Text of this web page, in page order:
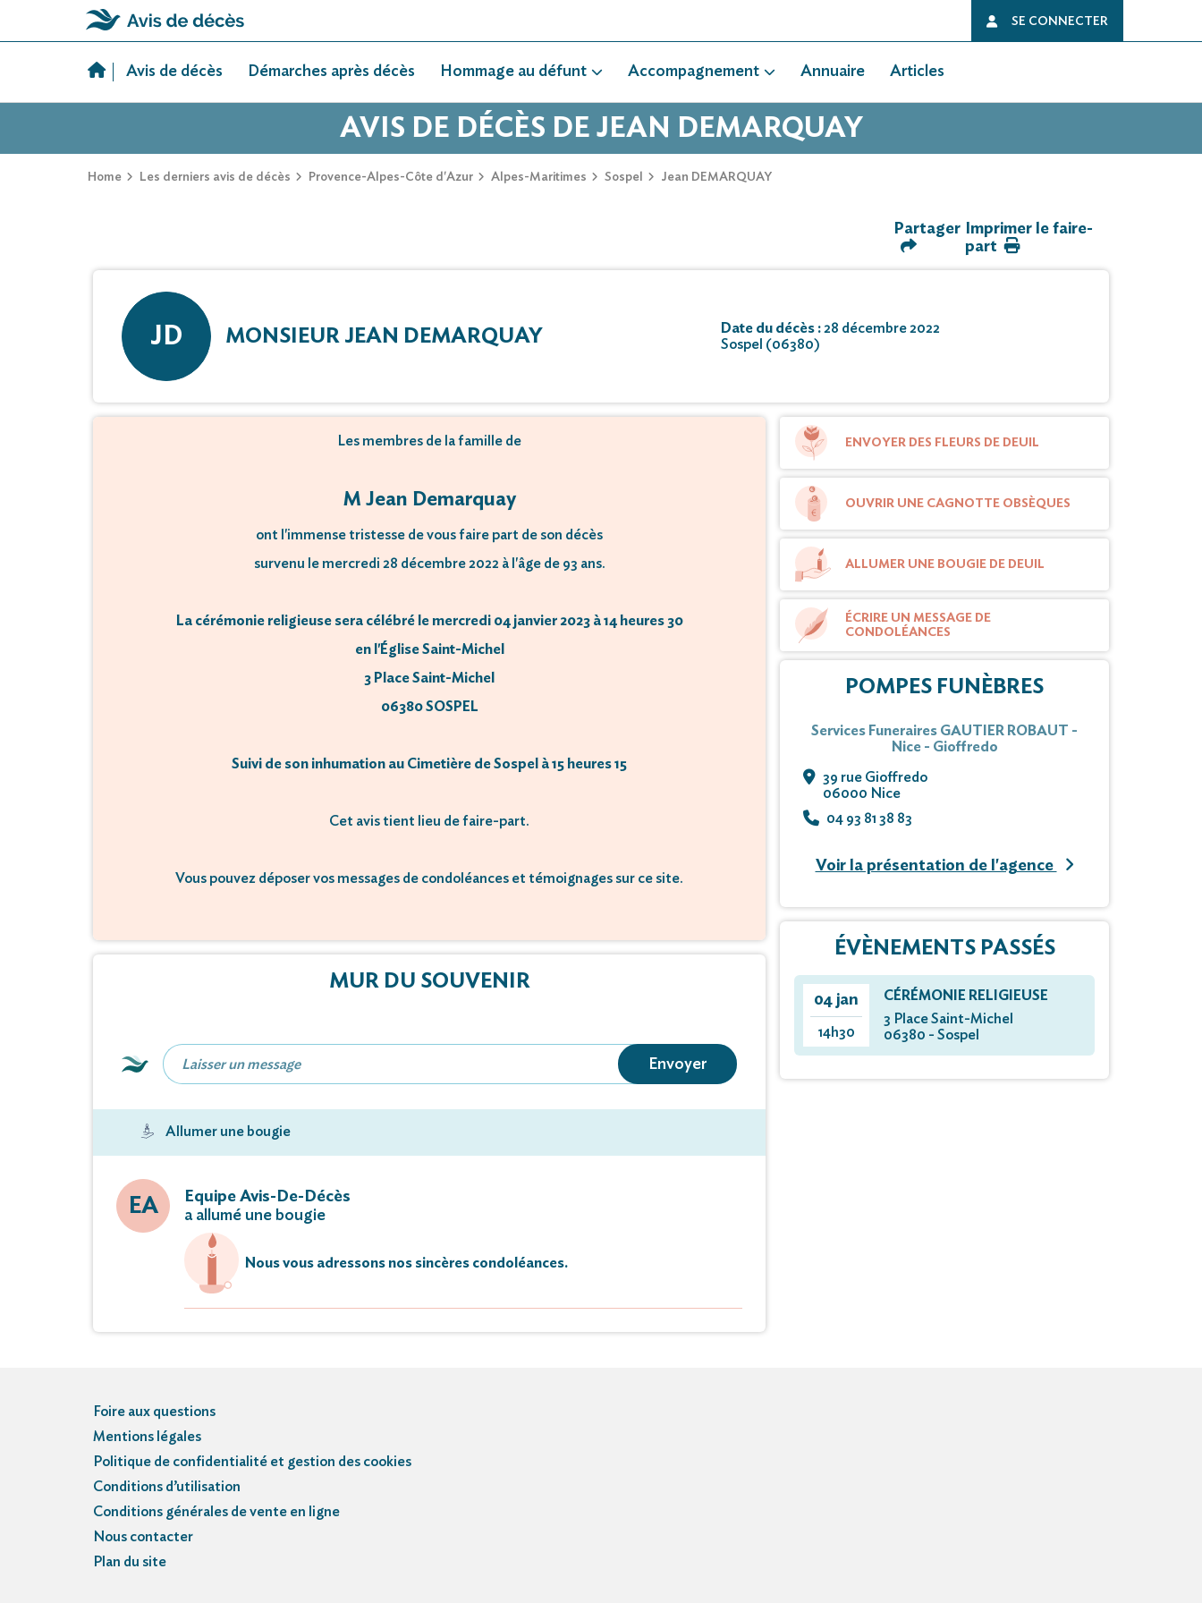
SE CONNECTER
Avis de décès Démarches après décès Hommage au défunt Accompagnement Annuaire Articles
AVIS DE DÉCÈS DE JEAN DEMARQUAY
Home Les derniers avis de décès Provence-Alpes-Côte d'Azur Alpes-Maritimes Sospel Jean DEMARQUAY
Partager
Imprimer le faire-
part
JD MONSIEUR JEAN DEMARQUAY Date du décès :28 décembre 2022
Sospel (06380)
Les membres de la famille de
M Jean Demarquay
ont l'immense tristesse de vous faire part de son décès
survenu le mercredi 28 décembre 2022 à l'âge de 93 ans.
La cérémonie religieuse sera célébré le mercredi 04 janvier 2023 à 14 heures 30
en l'Église Saint-Michel
3 Place Saint-Michel
06380 SOSPEL
Suivi de son inhumation au Cimetière de Sospel à 15 heures 15
Cet avis tient lieu de faire-part.
Vous pouvez déposer vos messages de condoléances et témoignages sur ce site.
MUR DU SOUVENIR
Envoyer
Allumer une bougie
EA
Equipe Avis-De-Décès
a allumé une bougie
Nous vous adressons nos sincères condoléances.
ENVOYER DES FLEURS DE DEUIL
OUVRIR UNE CAGNOTTE OBSÈQUES
ALLUMER UNE BOUGIE DE DEUIL
ÉCRIRE UN MESSAGE DE
CONDOLÉANCES
POMPES FUNÈBRES
Services Funeraires GAUTIER ROBAUT -
Nice - Gioffredo
39 rue Gioffredo
06000 Nice
04 93 81 38 83
Voir la présentation de l'agence
ÉVÈNEMENTS PASSÉS
04 jan
14h30
CÉRÉMONIE RELIGIEUSE
3 Place Saint-Michel
06380 - Sospel
Foire aux questions
Mentions légales
Politique de confidentialité et gestion des cookies
Conditions d’utilisation
Conditions générales de vente en ligne
Nous contacter
Plan du site